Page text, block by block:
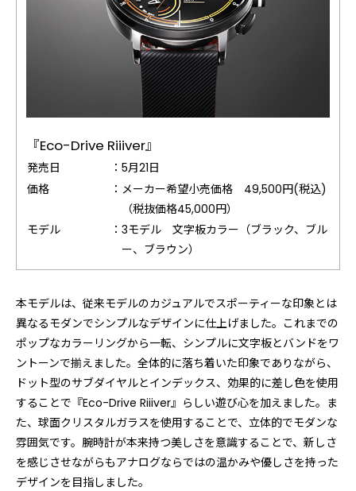
『Eco-Drive Riiiver』
発売日 ： 5月21日
価格
： メーカー希望小売価格 49,500円(税込)
（税抜価格45,000円）
モデル
： 3モデル 文字板カラー（ブラック、ブル
ー、ブラウン）
本モデルは、従来モデルのカジュアルでスポーティーな印象とは
異なるモダンでシンプルなデザインに仕上げました。これまでの
ポップなカラーリングから一転、シンプルに文字板とバンドをワ
ントーンで揃えました。全体的に落ち着いた印象でありながら、
ドット型のサブダイヤルとインデックス、効果的に差し色を使用
することで『Eco-Drive Riiiver』らしい遊び心を加えました。ま
た、球面クリスタルガラスを使用することで、立体的でモダンな
雰囲気です。腕時計が本来持つ美しさを意識することで、新しさ
を感じさせながらもアナログならではの温かみや優しさを持った
デザインを目指しました。